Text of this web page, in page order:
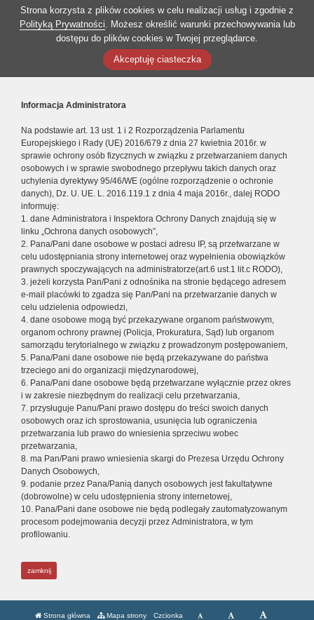
Strona korzysta z plików cookies w celu realizacji usług i zgodnie z
Polityką Prywatności. Możesz określić warunki przechowywania lub
dostępu do plików cookies w Twojej przeglądarce.
Akceptuję ciasteczka
Informacja Administratora
Na podstawie art. 13 ust. 1 i 2 Rozporządzenia Parlamentu
Europejskiego i Rady (UE) 2016/679 z dnia 27 kwietnia 2016r. w
sprawie ochrony osób fizycznych w związku z przetwarzaniem danych
osobowych i w sprawie swobodnego przepływu takich danych oraz
uchylenia dyrektywy 95/46/WE (ogólne rozporządzenie o ochronie
danych), Dz. U. UE. L. 2016.119.1 z dnia 4 maja 2016r., dalej RODO
informuję:
1. dane Administratora i Inspektora Ochrony Danych znajdują się w
linku „Ochrona danych osobowych”,
2. Pana/Pani dane osobowe w postaci adresu IP, są przetwarzane w
celu udostępniania strony internetowej oraz wypełnienia obowiązków
prawnych spoczywających na administratorze(art.6 ust.1 lit.c RODO),
3. jeżeli korzysta Pan/Pani z odnośnika na stronie będącego adresem
e-mail placówki to zgadza się Pan/Pani na przetwarzanie danych w
celu udzielenia odpowiedzi,
4. dane osobowe mogą być przekazywane organom państwowym,
organom ochrony prawnej (Policja, Prokuratura, Sąd) lub organom
samorządu terytorialnego w związku z prowadzonym postępowaniem,
5. Pana/Pani dane osobowe nie będą przekazywane do państwa
trzeciego ani do organizacji międzynarodowej,
6. Pana/Pani dane osobowe będą przetwarzane wyłącznie przez okres
i w zakresie niezbędnym do realizacji celu przetwarzania,
7. przysługuje Panu/Pani prawo dostępu do treści swoich danych
osobowych oraz ich sprostowania, usunięcia lub ograniczenia
przetwarzania lub prawo do wniesienia sprzeciwu wobec
przetwarzania,
8. ma Pan/Pani prawo wniesienia skargi do Prezesa Urzędu Ochrony
Danych Osobowych,
9. podanie przez Pana/Panią danych osobowych jest fakultatywne
(dobrowolne) w celu udostępnienia strony internetowej,
10. Pana/Pani dane osobowe nie będą podlegały zautomatyzowanym
procesom podejmowania decyzji przez Administratora, w tym
profilowaniu.
zamknij
Strona główna Mapa strony Czcionka